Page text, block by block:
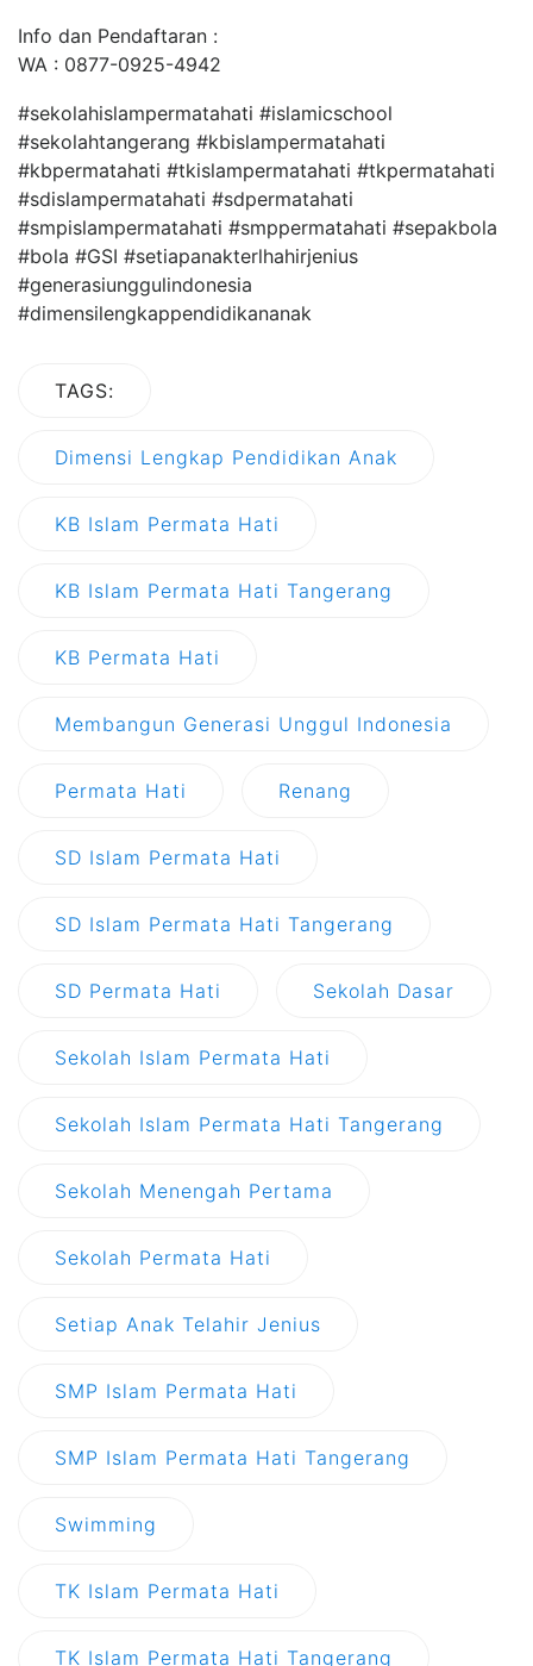
Info dan Pendaftaran :
WA : 0877-0925-4942
#sekolahislampermatahati #islamicschool
#sekolahtangerang #kbislampermatahati
#kbpermatahati #tkislampermatahati #tkpermatahati
#sdislampermatahati #sdpermatahati
#smpislampermatahati #smppermatahati #sepakbola
#bola #GSI #setiapanakterlhahirjenius
#generasiunggulindonesia
#dimensilengkappendidikananak
TAGS:
Dimensi Lengkap Pendidikan Anak
KB Islam Permata Hati
KB Islam Permata Hati Tangerang
KB Permata Hati
Membangun Generasi Unggul Indonesia
Permata Hati Renang
SD Islam Permata Hati
SD Islam Permata Hati Tangerang
SD Permata Hati Sekolah Dasar
Sekolah Islam Permata Hati
Sekolah Islam Permata Hati Tangerang
Sekolah Menengah Pertama
Sekolah Permata Hati
Setiap Anak Telahir Jenius
SMP Islam Permata Hati
SMP Islam Permata Hati Tangerang
Swimming
TK Islam Permata Hati
TK Islam Permata Hati Tangerang